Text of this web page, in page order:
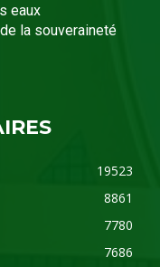
eaux
la souveraineté
19523
8861
7780
7686